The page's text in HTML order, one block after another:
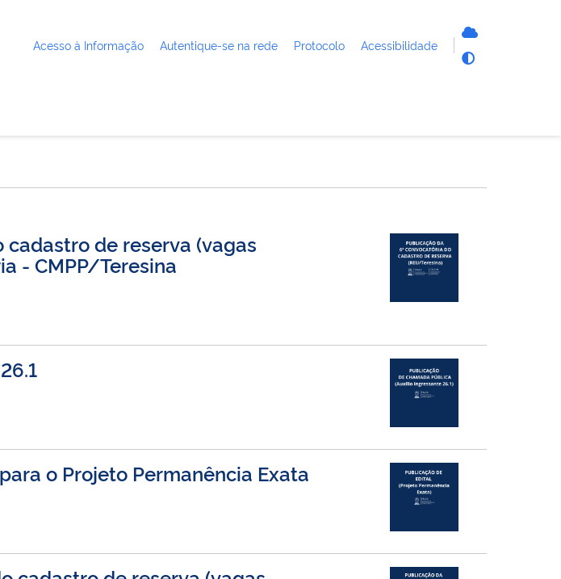
Acesso à Informação Autentique-se na rede Protocolo Acessibilidade
de reserva (vagas
- CMPP/Teresina
o Projeto Permanência Exata